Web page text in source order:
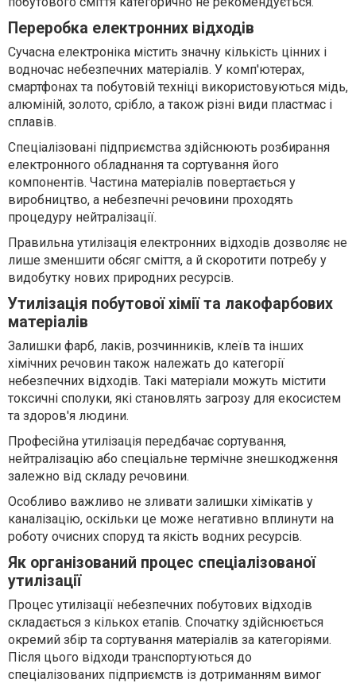
Переробка електронних відходів
Сучасна електроніка містить значну кількість цінних і
водночас небезпечних матеріалів. У комп'ютерах,
смартфонах та побутовій техніці використовуються мідь,
алюміній, золото, срібло, а також різні види пластмас і
сплавів.
Спеціалізовані підприємства здійснюють розбирання
електронного обладнання та сортування його
компонентів. Частина матеріалів повертається у
виробництво, а небезпечні речовини проходять
процедуру нейтралізації.
Правильна утилізація електронних відходів дозволяє не
лише зменшити обсяг сміття, а й скоротити потребу у
видобутку нових природних ресурсів.
Утилізація побутової хімії та лакофарбових
матеріалів
Залишки фарб, лаків, розчинників, клеїв та інших
хімічних речовин також належать до категорії
небезпечних відходів. Такі матеріали можуть містити
токсичні сполуки, які становлять загрозу для екосистем
та здоров'я людини.
Професійна утилізація передбачає сортування,
нейтралізацію або спеціальне термічне знешкодження
залежно від складу речовини.
Особливо важливо не зливати залишки хімікатів у
каналізацію, оскільки це може негативно вплинути на
роботу очисних споруд та якість водних ресурсів.
Як організований процес спеціалізованої
утилізації
Процес утилізації небезпечних побутових відходів
складається з кількох етапів. Спочатку здійснюється
окремий збір та сортування матеріалів за категоріями.
Після цього відходи транспортуються до
спеціалізованих підприємств із дотриманням вимог